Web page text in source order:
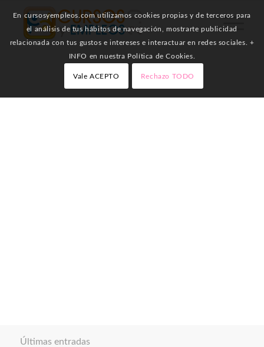
Últimas entradas
En cursosyempleos.com utilizamos cookies propias y de terceros para
el análisis de tus hábitos de navegación, mostrarte publicidad
relacionada con tus gustos e intereses e interactuar en redes sociales. +
INFO en nuestra Política de Cookies.
Vale ACEPTO Rechazo TODO